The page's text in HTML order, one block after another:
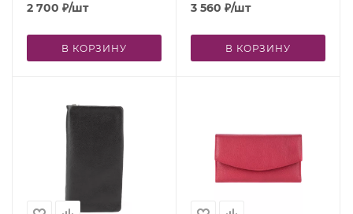
2 700 ₽/шт
В КОРЗИНУ
3 560 ₽/шт
В КОРЗИНУ